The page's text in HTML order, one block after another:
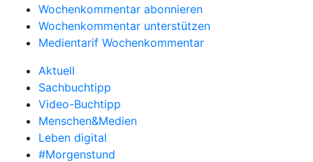
Wochenkommentar abonnieren
Wochenkommentar unterstützen
Medientarif Wochenkommentar
Aktuell
Sachbuchtipp
Video-Buchtipp
Menschen&Medien
Leben digital
#Morgenstund